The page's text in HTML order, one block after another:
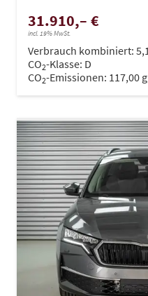
31.910,– €
incl. 19% MwSt.
Verbrauch kombiniert:
CO2-Klasse: D
CO2-Emissionen: 117,00